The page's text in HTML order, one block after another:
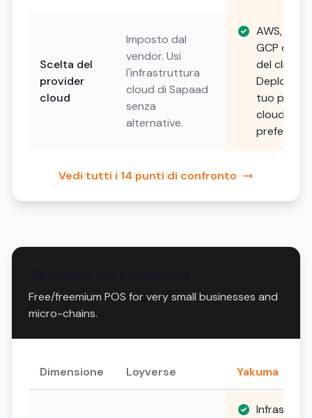
Scelta del
provider
cloud
Imposto dal
vendor. Usi
l'infrastruttura
cloud di Sapaad
senza
alternative.
AWS,
GCP o
del cliente.
Deploya
tuo
cloud
preferito.
Vedi tutti i 14 punti di confronto
Free/freemium POS for very small businesses and
micro-chains.
Dimensione Loyverse Yakuma